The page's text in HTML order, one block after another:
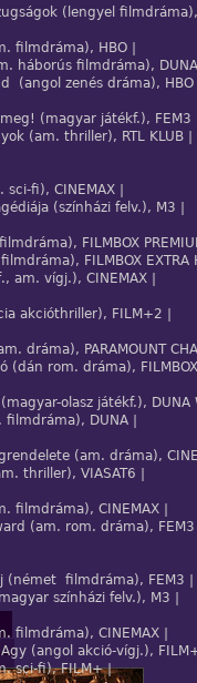
(lengyel
HBO |
háborús filmdráma),
(angol zenés dráma), HBO
(magyar játékf.), FEM3
(am. thriller), RTL KLUB |
fi), CINEMAX |
(színházi felv.), M3 |
FILMBOX
FILMBOX EXTRA
vígj.), CINEMAX |
akcióthriller), FILM+2 |
dráma), PARAMOUNT
rom. dráma),
olasz játékf.), DUNA
DUNA |
(am. dráma),
thriller), VIASAT6 |
CINEMAX |
(am. rom. dráma),
filmdráma), FEM3 |
színházi felv.), M3 |
CINEMAX |
(angol akció-vígj.),
sci-fi), FILM+ |